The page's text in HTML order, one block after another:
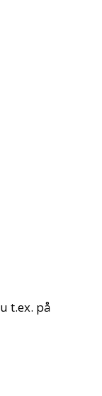
t.ex. på